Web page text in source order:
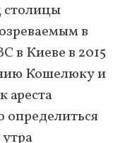
столицы
в
в Киеве в 2015
Кошелюку и
ареста
определиться